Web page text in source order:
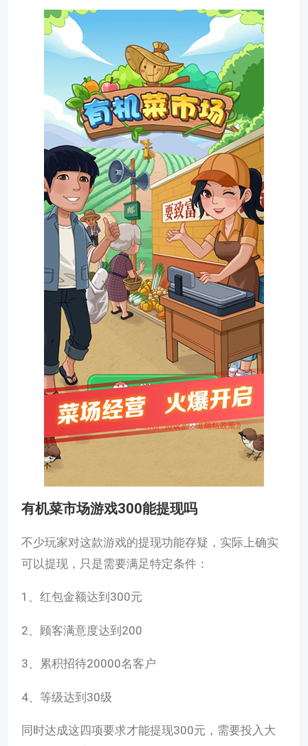
有机菜市场游戏300能提现吗
不少玩家对这款游戏的提现功能存疑，实际上确实
可以提现，只是需要满足特定条件：
1、红包金额达到300元
2、顾客满意度达到200
3、累积招待20000名客户
4、等级达到30级
同时达成这四项要求才能提现300元，需要投入大